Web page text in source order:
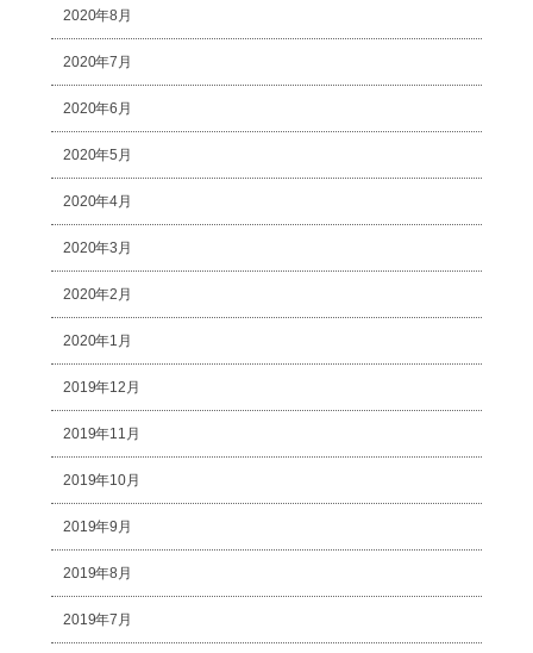
2020年8月
2020年7月
2020年6月
2020年5月
2020年4月
2020年3月
2020年2月
2020年1月
2019年12月
2019年11月
2019年10月
2019年9月
2019年8月
2019年7月